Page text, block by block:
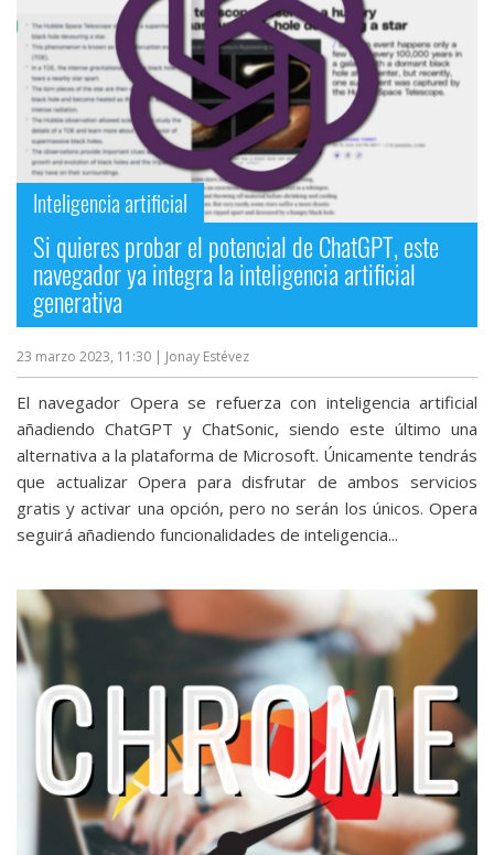
Inteligencia artificial
Si quieres probar el potencial de ChatGPT, este
navegador ya integra la inteligencia artificial
generativa
23 marzo 2023, 11:30 | Jonay Estévez
El navegador Opera se refuerza con inteligencia artificial
añadiendo ChatGPT y ChatSonic, siendo este último una
alternativa a la plataforma de Microsoft. Únicamente tendrás
que actualizar Opera para disfrutar de ambos servicios
gratis y activar una opción, pero no serán los únicos. Opera
seguirá añadiendo funcionalidades de inteligencia...